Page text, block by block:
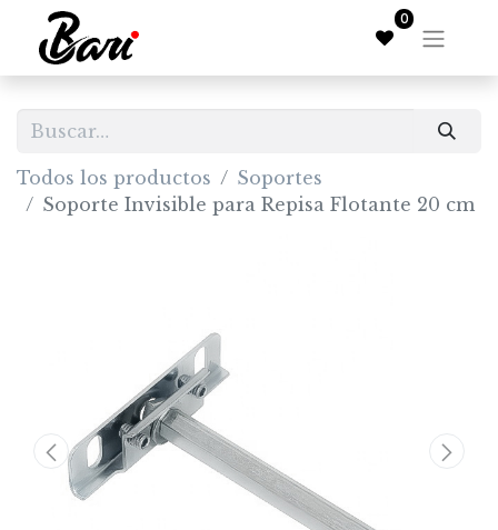
0
Todos los productos
Soportes
Soporte Invisible para Repisa Flotante 20 cm